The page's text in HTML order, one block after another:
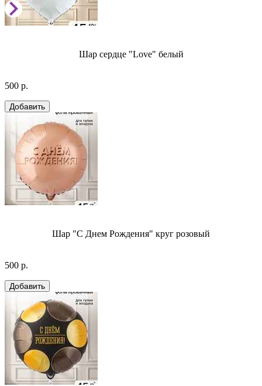
Шар сердце "Love" белый
500 р.
Шар "С Днем Рождения" круг розовый
500 р.